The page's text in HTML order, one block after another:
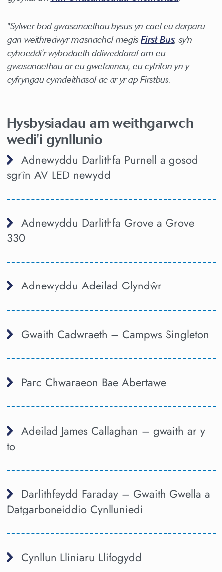
*Sylwer bod gwasanaethau bysus yn cael eu darparu
gan weithredwyr masnachol megisFirst Bus, sy'n
cyhoeddi'r wybodaeth ddiweddaraf am eu
gwasanaethau ar eu gwefannau, eu cyfrifon yn y
cyfryngau cymdeithasol ac ar yr ap Firstbus.
Hysbysiadau am weithgarwch
wedi'i gynllunio
Adnewyddu Darlithfa Purnell a gosod
sgrîn AV LED newydd
Adnewyddu Darlithfa Grove a Grove
330
Adnewyddu Adeilad Glyndŵr
Gwaith Cadwraeth – Campws Singleton
Parc Chwaraeon Bae Abertawe
Adeilad James Callaghan – gwaith ar y
to
Darlithfeydd Faraday – Gwaith Gwella a
Datgarboneiddio Cynlluniedi
Cynllun Lliniaru Llifogydd